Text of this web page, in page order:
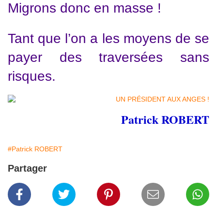
Migrons donc en masse !
Tant que l’on a les moyens de se
payer des traversées sans
risques.
Patrick ROBERT
#Patrick ROBERT
Partager